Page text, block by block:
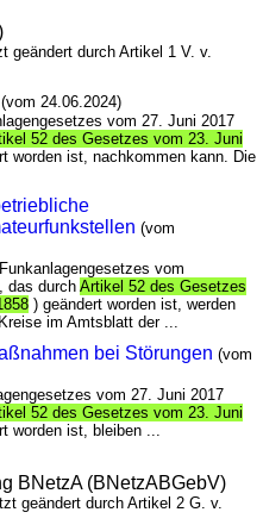
geändert durch Artikel 1 V. v.
(vom 24.06.2024)
vom 27. Juni 2017
52 des Gesetzes vom 23. Juni
worden ist, nachkommen kann. Die
(vom
vom
das durchArtikel 52 des Gesetzes
) geändert worden ist, werden
im Amtsblatt der ...
bei Störungen (vom
vom 27. Juni 2017
52 des Gesetzes vom 23. Juni
worden ist, bleiben ...
BNetzA (BNetzABGebV)
geändert durch Artikel 2 G. v.